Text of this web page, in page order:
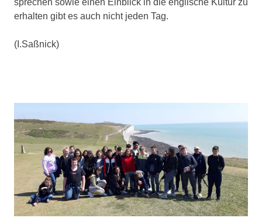
erhalten gibt es auch nicht jeden Tag.
(I.Saßnick)